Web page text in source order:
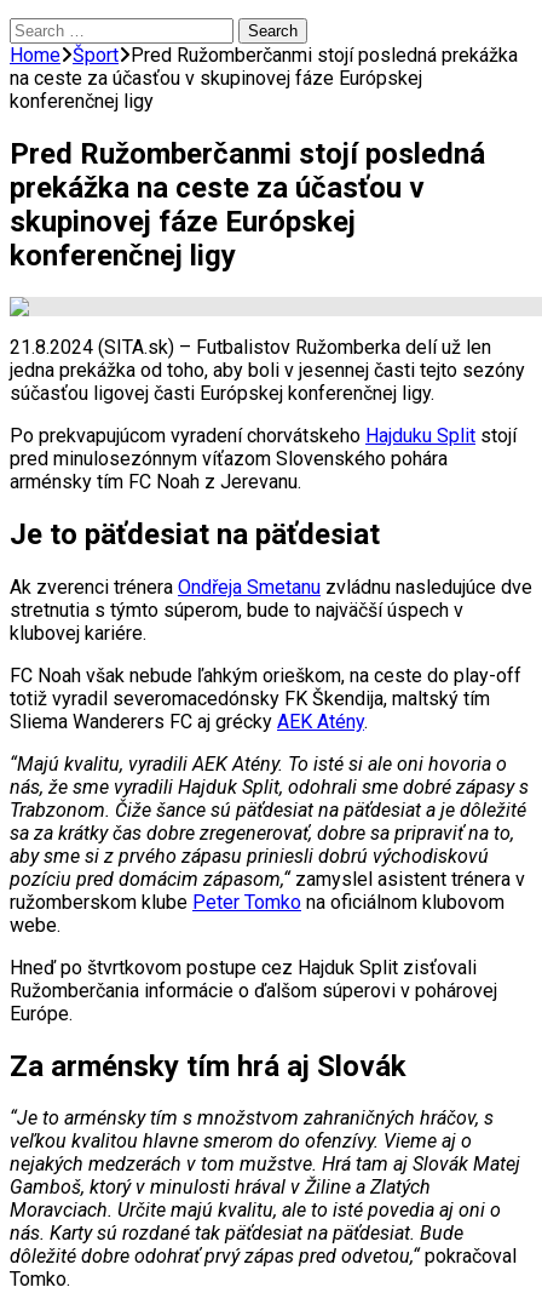
Search
for:
Home Šport Pred Ružomberčanmi stojí posledná prekážka
na ceste za účasťou v skupinovej fáze Európskej
konferenčnej ligy
Pred Ružomberčanmi stojí posledná
prekážka na ceste za účasťou v
skupinovej fáze Európskej
konferenčnej ligy
21.8.2024 (SITA.sk) – Futbalistov Ružomberka delí už len
jedna prekážka od toho, aby boli v jesennej časti tejto sezóny
súčasťou ligovej časti Európskej konferenčnej ligy.
Po prekvapujúcom vyradení chorvátskeho Hajduku Split stojí
pred minulosezónnym víťazom Slovenského pohára
arménsky tím FC Noah z Jerevanu.
Je to päťdesiat na päťdesiat
Ak zverenci trénera Ondřeja Smetanu zvládnu nasledujúce dve
stretnutia s týmto súperom, bude to najväčší úspech v
klubovej kariére.
FC Noah však nebude ľahkým orieškom, na ceste do play-off
totiž vyradil severomacedónsky FK Škendija, maltský tím
Sliema Wanderers FC aj grécky AEK Atény.
“Majú kvalitu, vyradili AEK Atény. To isté si ale oni hovoria o
nás, že sme vyradili Hajduk Split, odohrali sme dobré zápasy s
Trabzonom. Čiže šance sú päťdesiat na päťdesiat a je dôležité
sa za krátky čas dobre zregenerovať, dobre sa pripraviť na to,
aby sme si z prvého zápasu priniesli dobrú východiskovú
pozíciu pred domácim zápasom,“zamyslel asistent trénera v
ružomberskom klube Peter Tomko na oficiálnom klubovom
webe.
Hneď po štvrtkovom postupe cez Hajduk Split zisťovali
Ružomberčania informácie o ďalšom súperovi v pohárovej
Európe.
Za arménsky tím hrá aj Slovák
“Je to arménsky tím s množstvom zahraničných hráčov, s
veľkou kvalitou hlavne smerom do ofenzívy. Vieme aj o
nejakých medzerách v tom mužstve. Hrá tam aj Slovák Matej
Gamboš, ktorý v minulosti hrával v Žiline a Zlatých
Moravciach. Určite majú kvalitu, ale to isté povedia aj oni o
nás. Karty sú rozdané tak päťdesiat na päťdesiat. Bude
dôležité dobre odohrať prvý zápas pred odvetou,“ pokračoval
Tomko.